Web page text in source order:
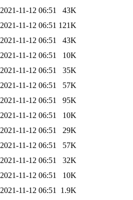
2021-11-12 06:51
43K
2021-11-12 06:51 121K
2021-11-12 06:51
43K
2021-11-12 06:51
10K
2021-11-12 06:51
35K
2021-11-12 06:51
57K
2021-11-12 06:51
95K
2021-11-12 06:51
10K
2021-11-12 06:51
29K
2021-11-12 06:51
57K
2021-11-12 06:51
32K
2021-11-12 06:51
10K
2021-11-12 06:51
1.9K